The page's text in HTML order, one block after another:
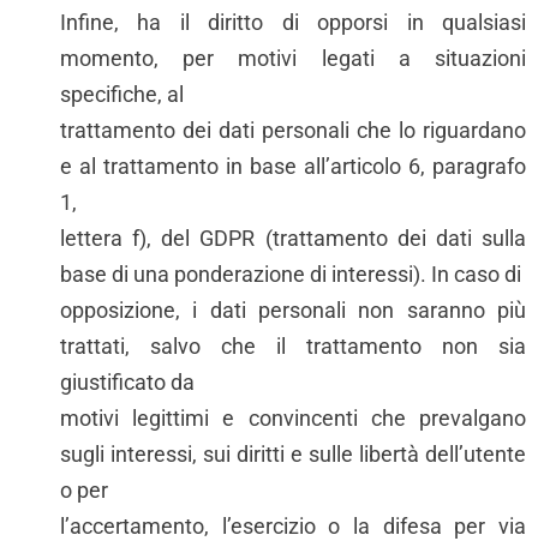
Infine, ha il diritto di opporsi in qualsiasi
momento, per motivi legati a situazioni
specifiche, al
trattamento dei dati personali che lo riguardano
e al trattamento in base all’articolo 6, paragrafo
1,
lettera f), del GDPR (trattamento dei dati sulla
base di una ponderazione di interessi). In caso di
opposizione, i dati personali non saranno più
trattati, salvo che il trattamento non sia
giustificato da
motivi legittimi e convincenti che prevalgano
sugli interessi, sui diritti e sulle libertà dell’utente
o per
l’accertamento, l’esercizio o la difesa per via